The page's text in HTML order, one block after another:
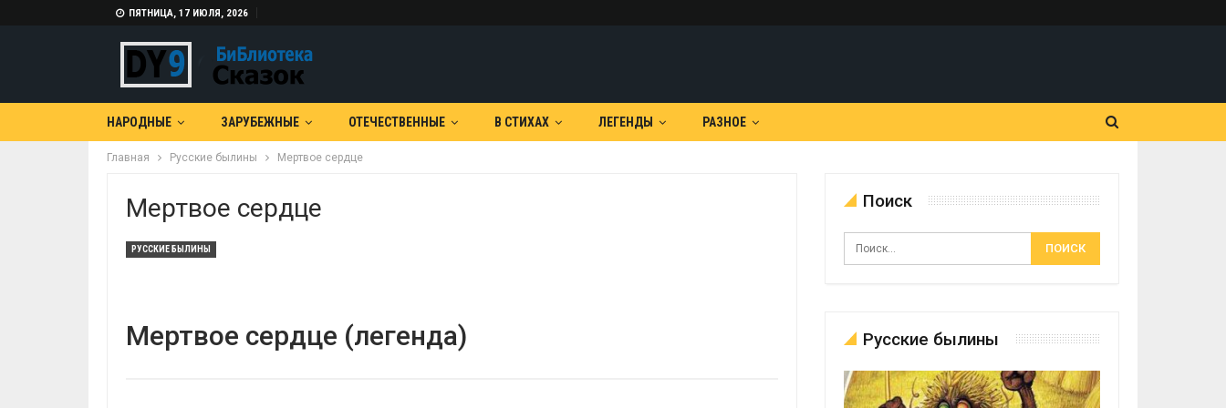
ПЯТНИЦА, 17 ИЮЛЯ, 2026
НАРОДНЫЕ ЗАРУБЕЖНЫЕ ОТЕЧЕСТВЕННЫЕ В СТИХАХ ЛЕГЕНДЫ РАЗНОЕ
Главная Русские былины Мертвое сердце
Мертвое сердце
РУССКИЕ БЫЛИНЫ
Мертвое сердце (легенда)
Поиск
Русские былины